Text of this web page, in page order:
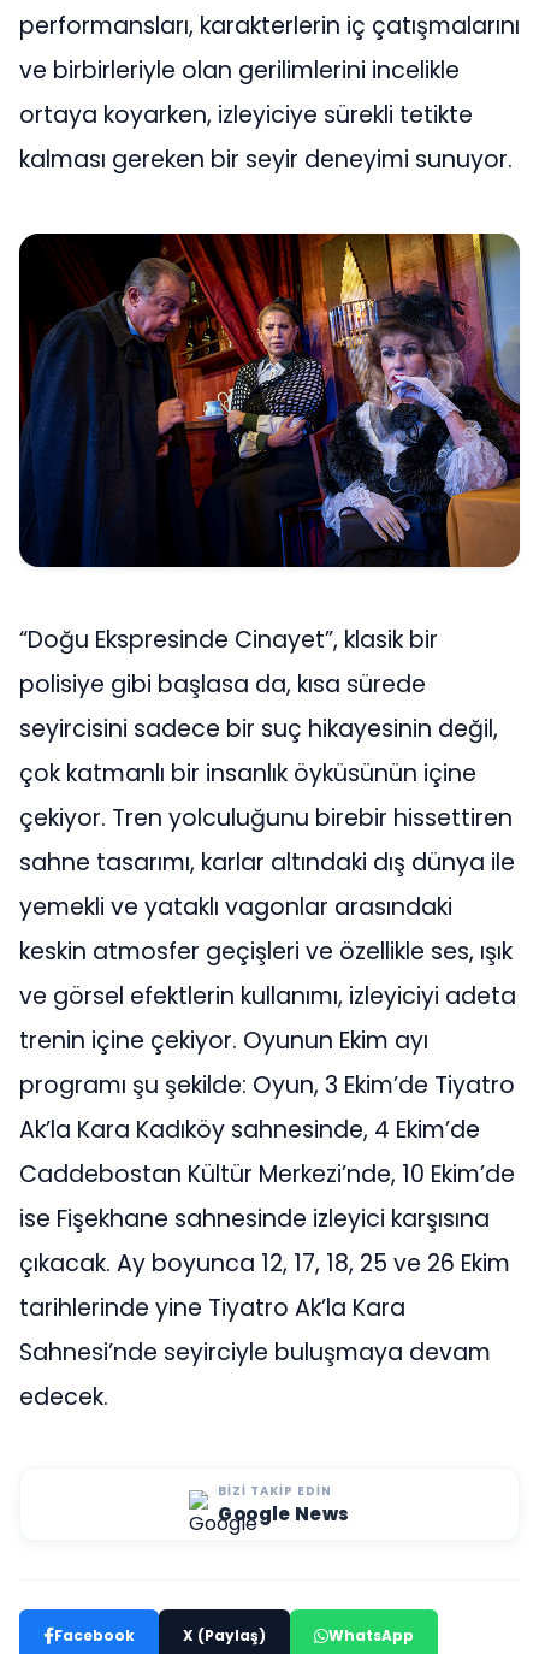
performansları, karakterlerin iç çatışmalarını
ve birbirleriyle olan gerilimlerini incelikle
ortaya koyarken, izleyiciye sürekli tetikte
kalması gereken bir seyir deneyimi sunuyor.
“Doğu Ekspresinde Cinayet”, klasik bir
polisiye gibi başlasa da, kısa sürede
seyircisini sadece bir suç hikayesinin değil,
çok katmanlı bir insanlık öyküsünün içine
çekiyor. Tren yolculuğunu birebir hissettiren
sahne tasarımı, karlar altındaki dış dünya ile
yemekli ve yataklı vagonlar arasındaki
keskin atmosfer geçişleri ve özellikle ses, ışık
ve görsel efektlerin kullanımı, izleyiciyi adeta
trenin içine çekiyor. Oyunun Ekim ayı
programı şu şekilde: Oyun, 3 Ekim’de Tiyatro
Ak’la Kara Kadıköy sahnesinde, 4 Ekim’de
Caddebostan Kültür Merkezi’nde, 10 Ekim’de
ise Fişekhane sahnesinde izleyici karşısına
çıkacak. Ay boyunca 12, 17, 18, 25 ve 26 Ekim
tarihlerinde yine Tiyatro Ak’la Kara
Sahnesi’nde seyirciyle buluşmaya devam
edecek.
BIZI TAKIP EDIN
Google News
Facebook X (Paylaş) WhatsApp